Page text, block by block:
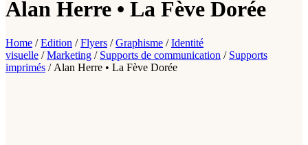
Alan Herre • La Fève Dorée
Home /Edition /Flyers /Graphisme /Identité
visuelle /Marketing / Supports de communication / Supports
imprimés / Alan Herre • La Fève Dorée